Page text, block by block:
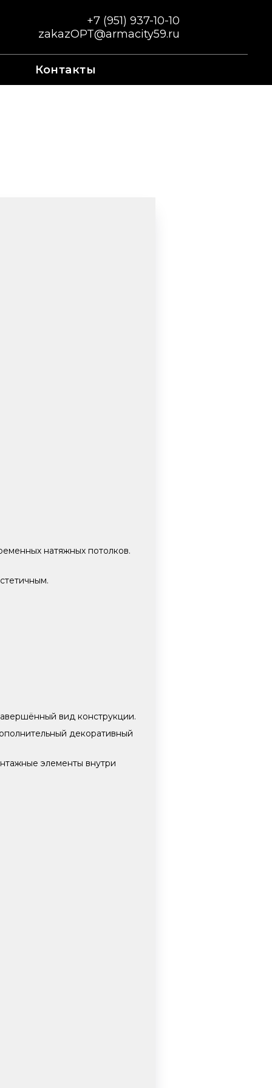
+7 (951) 937-10-10
zakazOPT@armacity59.ru
Контакты
натяжных потолков.
вид конструкции.
декоративный
элементы внутри